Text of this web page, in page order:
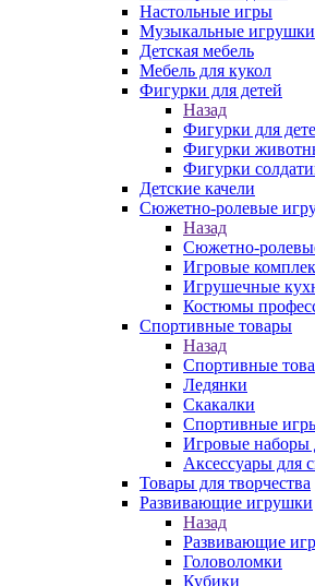
Настольные игры
Музыкальные игрушки
Детская мебель
Мебель для кукол
Фигурки для детей
Назад
Фигурки для
Фигурки
Фигурки
Детские качели
Сюжетно-ролевые
Назад
Сюжетно-
Игровые
Игрушечные
Костюмы
Спортивные товары
Назад
Спортивные
Ледянки
Скакалки
Спортивные
Игровые наборы
Аксессуары для
Товары для творчества
Развивающие игрушки
Назад
Развивающие
Головоломки
Кубики